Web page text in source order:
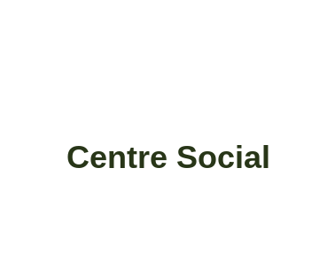
Centre Social